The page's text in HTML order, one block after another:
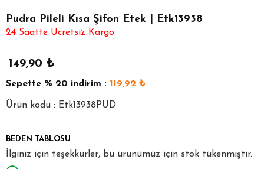
Pudra Pileli Kısa Şifon Etek | Etk13938
24 Saatte Ücretsiz Kargo
149,90 ₺
Sepette % 20 indirim : 119,92 ₺
Ürün kodu : Etk13938PUD
BEDEN TABLOSU
İlginiz için teşekkürler, bu ürünümüz için stok tükenmiştir.